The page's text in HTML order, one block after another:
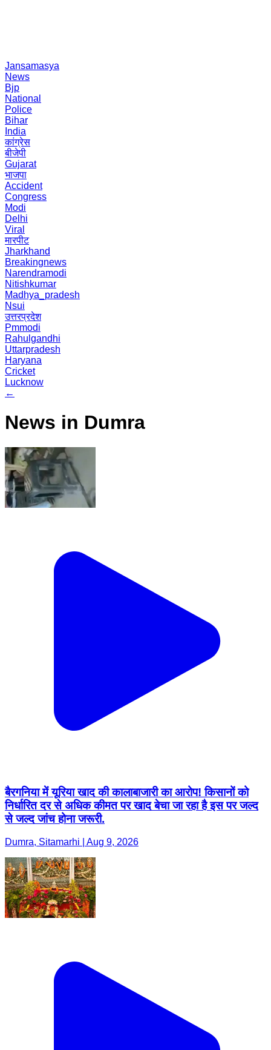
Jansamasya
News
Bjp
National
Police
Bihar
India
कांग्रेस
बीजेपी
Gujarat
भाजपा
Accident
Congress
Modi
Delhi
Viral
मारपीट
Jharkhand
Breakingnews
Narendramodi
Nitishkumar
Madhya_pradesh
Nsui
उत्तरप्रदेश
Pmmodi
Rahulgandhi
Uttarpradesh
Haryana
Cricket
Lucknow
←
News in Dumra
बैरगनिया में यूरिया खाद की कालाबाजारी का आरोप! किसानों को
निर्धारित दर से अधिक कीमत पर खाद बेचा जा रहा है इस पर जल्द
से जल्द जांच होना जरूरी.
Dumra, Sitamarhi | Aug 9, 2026